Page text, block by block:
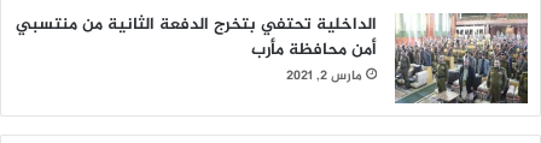
الداخلية تحتفي بتخرج الدفعة الثانية من منتسبي
أمن محافظة مأرب
مارس 2, 2021